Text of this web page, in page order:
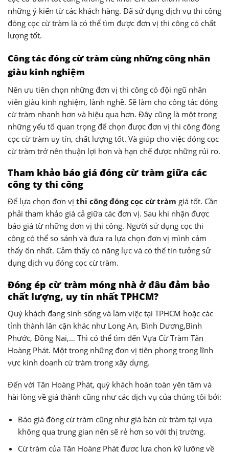
những ý kiến từ các khách hàng. Đã sử dụng dịch vụ thi công
đóng cọc cừ tràm là có thể tìm được đơn vị thi công có chất
lượng tốt.
Công tác đóng cừ tràm cùng những công nhân
giàu kinh nghiệm
Nên ưu tiên chọn những đơn vị thi công có đội ngũ nhân
viên giàu kinh nghiệm, lành nghề. Sẽ làm cho công tác đóng
cừ tràm nhanh hơn và hiệu qua hơn. Đây cũng là một trong
những yếu tố quan trọng để chọn được đơn vị thi công đóng
cọc cừ tràm uy tín, chất lượng tốt. Và giúp cho việc đóng cọc
cừ tràm trở nên thuận lợi hơn và hạn chế được những rủi ro.
Tham khảo báo giá đóng cừ tràm giữa các
công ty thi công
Để lựa chọn đơn vị thi công đóng cọc cừ tràm giá tốt. Cần
phải tham khảo giá cả giữa các đơn vị. Sau khi nhận được
báo giá từ những đơn vị thi công. Người sử dụng cọc thi
công có thể so sánh và đưa ra lựa chọn đơn vị mình cảm
thấy ổn nhất. Cảm thấy có năng lực và có thể tin tưởng sử
dụng dịch vụ đóng cọc cừ tràm.
Đóng ép cừ tràm móng nhà ở đâu đảm bảo
chất lượng, uy tín nhất TPHCM?
Quý khách đang sinh sống và làm việc tại TPHCM hoặc các
tỉnh thành lân cận khác như Long An, Bình Dương,Bình
Phước, Đồng Nai,… Thì có thể tìm đến Vựa Cừ Tràm Tân
Hoàng Phát. Một trong những đơn vị tiên phong trong lĩnh
vực kinh doanh cừ tràm trong xây dựng.
Đến với Tân Hoàng Phát, quý khách hoàn toàn yên tâm và
hài lòng về giá thành cũng như các dịch vụ của chúng tôi bởi:
Báo giá đóng cừ tràm cũng như giá bán cừ tràm tại vựa
không qua trung gian nên sẽ rẻ hơn so với thị trường.
Cừ tràm của Tân Hoàng Phát được lựa chọn kỹ lưỡng về